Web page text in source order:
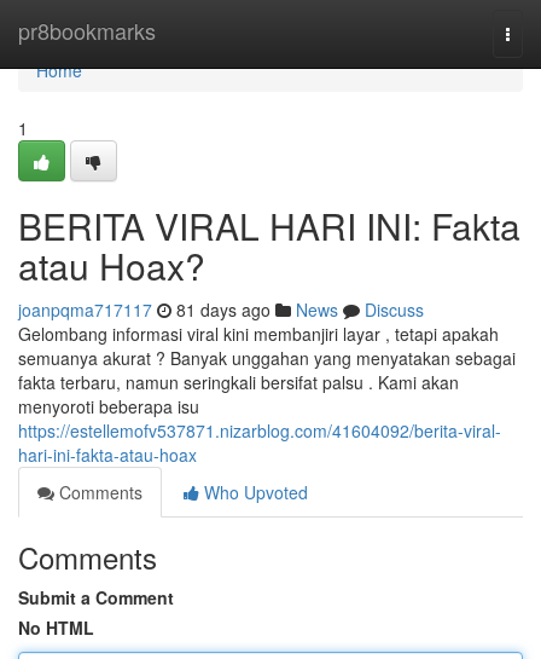
pr8bookmarks
Home
Home
1
BERITA VIRAL HARI INI: Fakta
atau Hoax?
joanpqma717117 81 days ago News
Discuss
Gelombang informasi viral kini membanjiri layar , tetapi apakah
semuanya akurat ? Banyak unggahan yang menyatakan sebagai
fakta terbaru, namun seringkali bersifat palsu . Kami akan
menyoroti beberapa isu
https://estellemofv537871.nizarblog.com/41604092/berita-viral-
hari-ini-fakta-atau-hoax
Comments
Who Upvoted
Comments
Submit a Comment
No HTML